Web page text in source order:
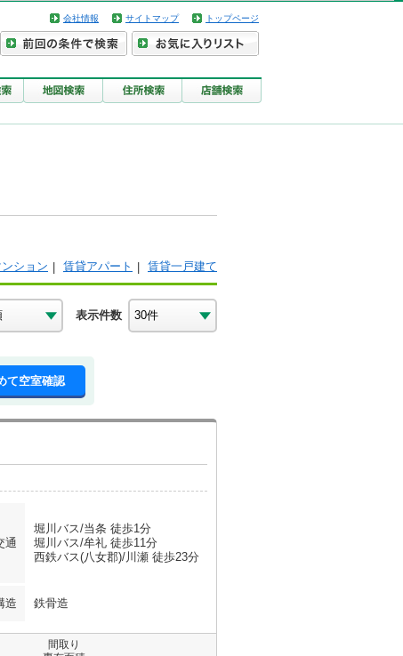
会社情報 サイトマップ トップページ
ション 賃貸アパート 賃貸一戸建て
表示件数
て空室確認
通
堀川バス/当条 徒歩1分
堀川バス/牟礼 徒歩11分
西鉄バス(八女郡)/川瀬 徒歩23分
造 鉄骨造
間取り